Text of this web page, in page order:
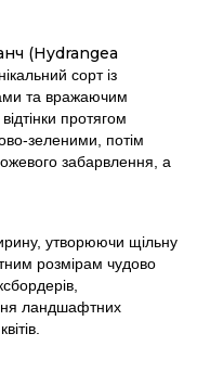
(Hydrangea
сорт із
та вражаючим
протягом
зеленими, потім
забарвлення, а
утворюючи щільну
розмірам чудово
ландшафтних